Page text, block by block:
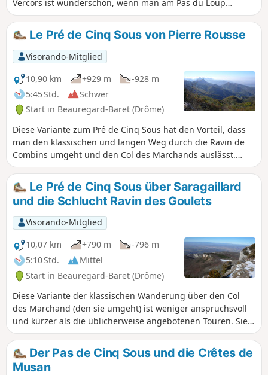
Vercors ist wunderschön, wenn man am Pas du Loup
ankommt.
Le Pré de Cinq Sous von Pierre Rousse
Visorando-Mitglied
10,90 km
+929 m
-928 m
5:45 Std.
Schwer
Start in Beauregard-Baret (Drôme)
Diese Variante zum Pré de Cinq Sous hat den Vorteil, dass
man den klassischen und langen Weg durch die Ravin de
Combins umgeht und den Col des Marchands auslässt.
Über einen steilen, für die Waden anstrengenden Weg
führt die Route nach Pierre Rousse, dann nach Saragaillard
und zur berühmten Wiese. Nach einem Hinweg und
Rückweg zum höchsten Punkt der Montagne de Musan
erfolgt der Abstieg über Véreires (oder Vairaires) und
Champ Riant.
Le Pré de Cinq Sous über Saragaillard
und die Schlucht Ravin des Goulets
Visorando-Mitglied
10,07 km
+790 m
-796 m
5:10 Std.
Mittel
Start in Beauregard-Baret (Drôme)
Diese Variante der klassischen Wanderung über den Col
des Marchand (den sie umgeht) ist weniger anspruchsvoll
und kürzer als die üblicherweise angebotenen Touren. Sie
führt über gute Wege und Pfade zum Pré de Cinq Sous und
zurück über die Schluchten Ravin des Goulets und Ravin de
Tête d'Homme.
Der Pas de Cinq Sous und die Crêtes de
Musan